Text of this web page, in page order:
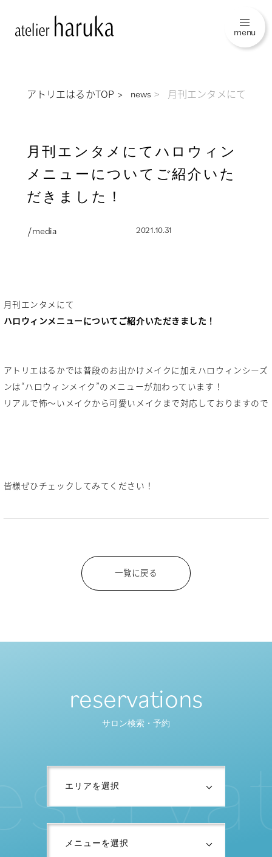
menu
アトリエはるかTOP news 月刊エンタメにてハロ
月刊エンタメにてハロウィン
メニューについてご紹介いた
だきました！
/ media 2021.10.31
月刊エンタメにて
ハロウィンメニューについてご紹介いただきました！
アトリエはるかでは普段のお出かけメイクに加えハロウィンシーズ
ンは“ハロウィンメイク”のメニューが加わっています！
リアルで怖～いメイクから可愛いメイクまで対応しておりますので
皆様ぜひチェックしてみてください！
一覧に戻る
reservations
サロン検索・予約
serva